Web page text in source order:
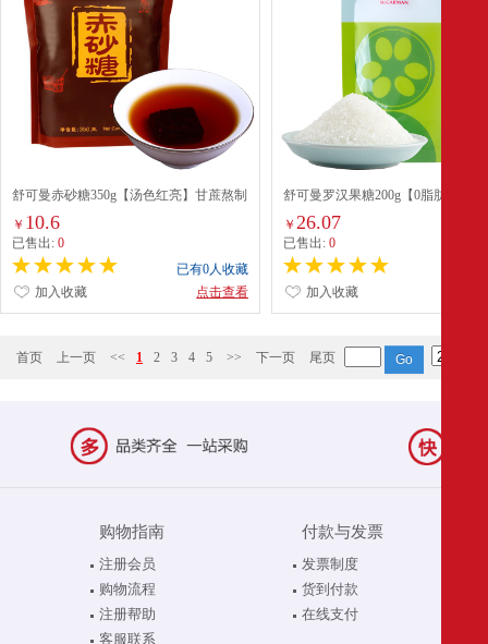
舒可曼赤砂糖350g【汤色红亮】甘蔗熬制
冲饮调味红糖煲糖水甜汤烘焙原料
￥ 10.6
已售出: 0
已有0人收藏
点击查看
加入收藏
舒可曼罗汉果糖200g【0脂肪零卡
代糖赤藓糖醇代木糖醇咖啡无糖
￥26.07
已售出:0
加入收藏
首页 上一页 << 1 2 3 4 5 >> 下一页 尾页
购物指南
注册会员
购物流程
注册帮助
客服联系
付款与发票
发票制度
货到付款
在线支付